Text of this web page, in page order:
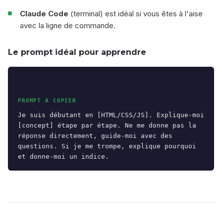
Claude Code (terminal) est idéal si vous êtes à l'aise
avec la ligne de commande.
Le prompt idéal pour apprendre
PROMPT À COPIER
Je suis débutant en [HTML/CSS/JS]. Explique-moi
[concept] étape par étape. Ne me donne pas la
réponse directement, guide-moi avec des
questions. Si je me trompe, explique pourquoi
et donne-moi un indice.